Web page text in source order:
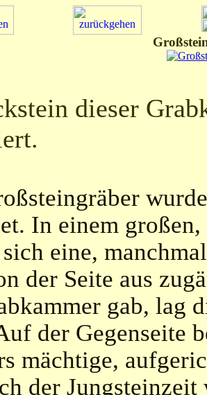
dieser
In einem
eine,
der Seite aus
gab, lag
der Gegenseite
mächtige,
der